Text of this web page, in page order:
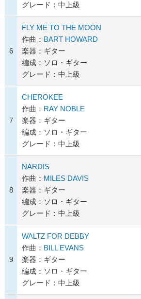
グレード：中上級
6
FLY ME TO THE MOON
作曲： BART HOWARD
楽器：ギター
編成：ソロ・ギター
グレード：中上級
7
CHEROKEE
作曲： RAY NOBLE
楽器：ギター
編成：ソロ・ギター
グレード：中上級
8
NARDIS
作曲： MILES DAVIS
楽器：ギター
編成：ソロ・ギター
グレード：中上級
9
WALTZ FOR DEBBY
作曲： BILL EVANS
楽器：ギター
編成：ソロ・ギター
グレード：中上級